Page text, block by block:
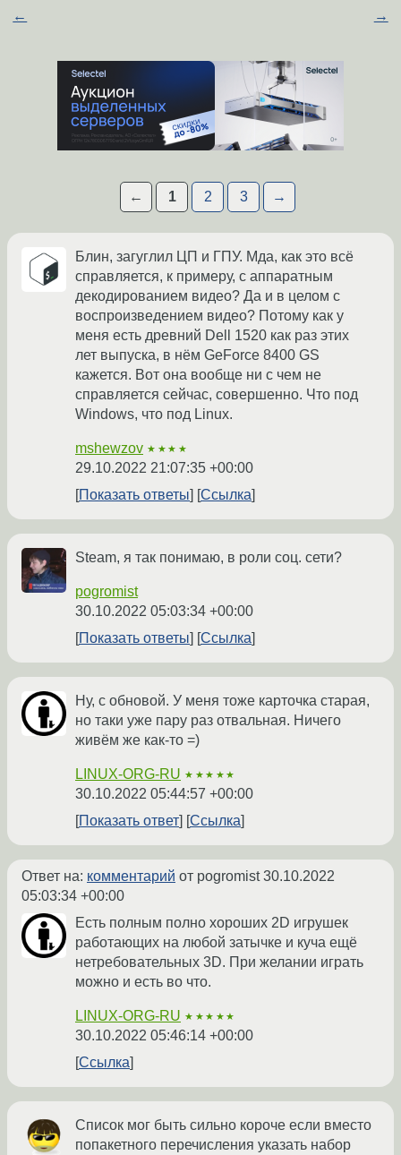
← →
← 1 2 3 →
Блин, загуглил ЦП и ГПУ. Мда, как это всё
справляется, к примеру, с аппаратным
декодированием видео? Да и в целом с
воспроизведением видео? Потому как у
меня есть древний Dell 1520 как раз этих
лет выпуска, в нём GeForce 8400 GS
кажется. Вот она вообще ни с чем не
справляется сейчас, совершенно. Что под
Windows, что под Linux.
mshewzov ★★★★
29.10.2022 21:07:35 +00:00
Показать ответы
Ссылка
Steam, я так понимаю, в роли соц. сети?
pogromist
30.10.2022 05:03:34 +00:00
Показать ответы
Ссылка
Ну, с обновой. У меня тоже карточка старая,
но таки уже пару раз отвальная. Ничего
живём же как-то =)
LINUX-ORG-RU ★★★★★
30.10.2022 05:44:57 +00:00
Показать ответ
Ссылка
Ответ на: комментарий от pogromist30.10.2022
05:03:34 +00:00
Есть полным полно хороших 2D игрушек
работающих на любой затычке и куча ещё
нетребовательных 3D. При желании играть
можно и есть во что.
LINUX-ORG-RU ★★★★★
30.10.2022 05:46:14 +00:00
Ссылка
Список мог быть сильно короче если вместо
попакетного перечисления указать набор